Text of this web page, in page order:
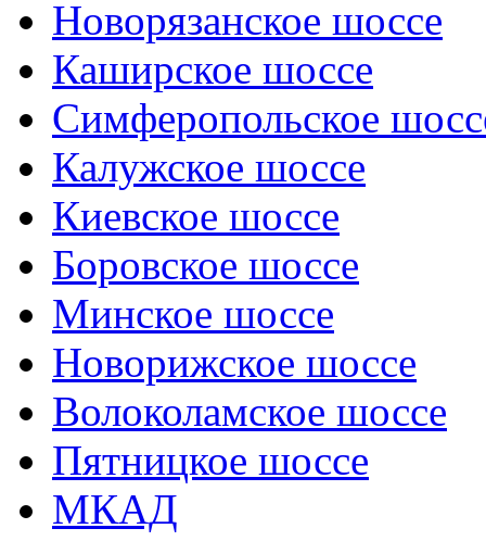
Новорязанское шоссе
Каширское шоссе
Симферопольское
Калужское шоссе
Киевское шоссе
Боровское шоссе
Минское шоссе
Новорижское шоссе
Волоколамское шоссе
Пятницкое шоссе
МКАД